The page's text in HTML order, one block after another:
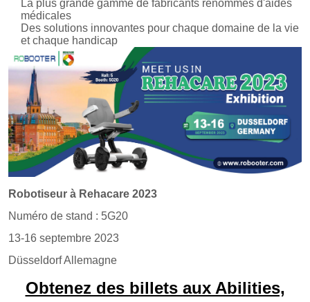
La plus grande gamme de fabricants renommés d'aides
médicales
Des solutions innovantes pour chaque domaine de la vie
et chaque handicap
Robotiseur à Rehacare 2023
Numéro de stand : 5G20
13-16 septembre 2023
Düsseldorf Allemagne
Obtenez des billets aux Abilities,